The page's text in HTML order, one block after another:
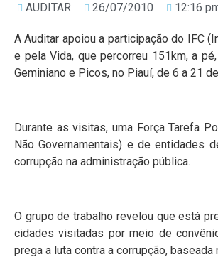
AUDITAR 26/07/2010 12:16
A Auditar apoiou a participação do IFC
e pela Vida, que percorreu 151km, a
Geminiano e Picos, no Piauí, de 6 a 21
Durante as visitas, uma Força Tarefa
Não Governamentais) e de entidades
corrupção na administração pública.
O grupo de trabalho revelou que está
cidades visitadas por meio de
prega a luta contra a corrupção,